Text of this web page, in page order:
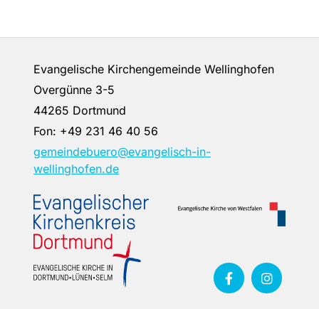
Evangelische Kirchengemeinde Wellinghofen
Overgünne 3-5
44265 Dortmund
Fon: +49 231 46 40 56
gemeindebuero@evangelisch-in-
wellinghofen.de